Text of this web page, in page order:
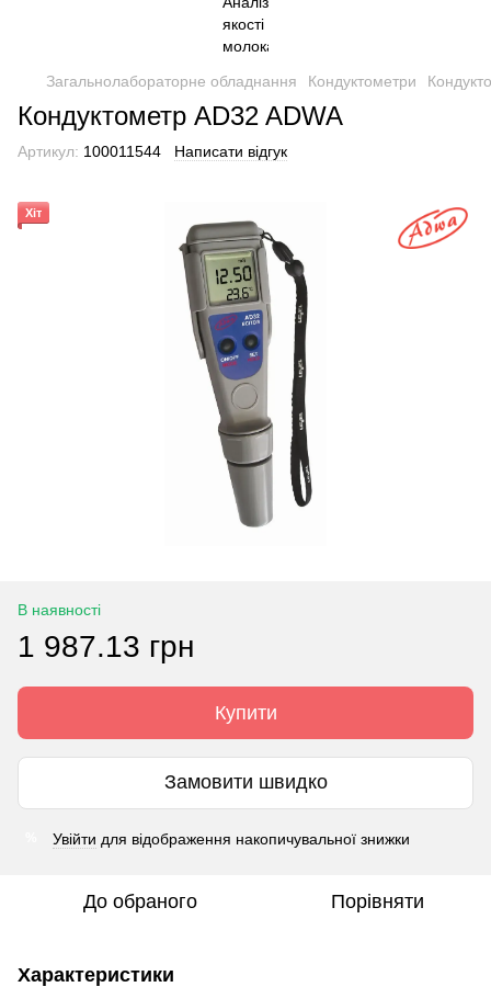
Загальнолабораторне обладнання Кондуктометри
Кондуктометр AD32 ADWA
Артикул: 100011544 Написати відгук
Хіт
В наявності
1 987.13 грн
Купити
Замовити швидко
Увійти для відображення накопичувальної знижки
До обраного Порівняти
Характеристики